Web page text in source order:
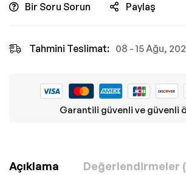
Bir Soru Sorun Paylaş
Tahmini Teslimat: 08 - 15 Ağu,
Garantili güvenli ve güvenli
Açıklama Değerlendirmeler